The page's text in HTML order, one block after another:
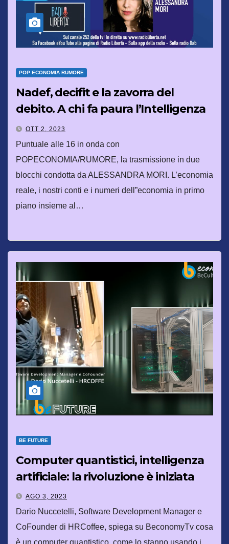
POP ECONOMIA RUMORE
Nadef, decifit e la zavorra del
debito. A chi fa paura l’Intelligenza
artificiale?
OTT 2, 2023
Puntuale alle 16 in onda con
POPECONOMIA/RUMORE, la trasmissione in due
blocchi condotta da ALESSANDRA MORI. L’economia
reale, i nostri conti e i numeri dell”economia in primo
piano insieme al…
BE FUTURE
Computer quantistici, intelligenza
artificiale: la rivoluzione è iniziata
AGO 3, 2023
Dario Nuccetelli, Software Development Manager e
CoFounder di HRCoffee, spiega su BeconomyTv cosa
è un computer quantistico, come lo stanno usando i